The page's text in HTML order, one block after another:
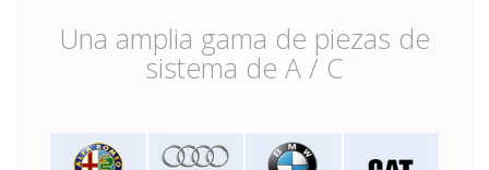
Una amplia gama de piezas de
sistema de A / C